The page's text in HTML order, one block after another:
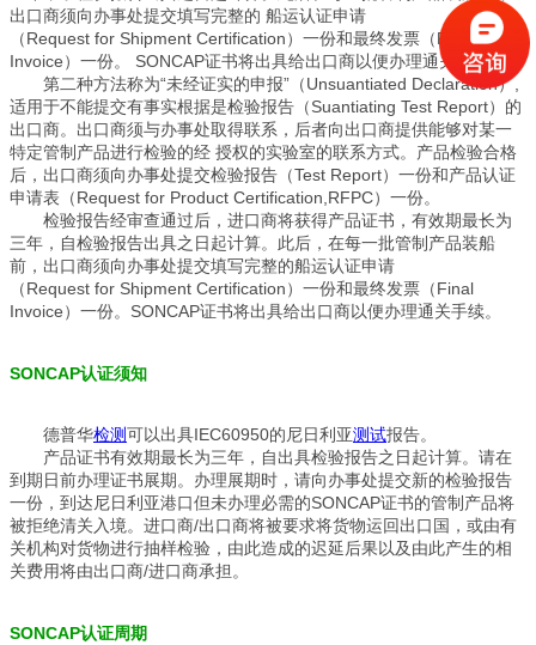
出口商须向办事处提交填写完整的 船运认证申请
（Request for Shipment Certification）一份和最终发票（Final
Invoice）一份。 SONCAP证书将出具给出口商以便办理通关手续。
第二种方法称为“未经证实的申报”（Unsuantiated Declaration）,
适用于不能提交有事实根据是检验报告 （Suantiating Test Report）的
出口商。出口商须与办事处取得联系，后者向出口商提供能够对某一
特定管制产品进行检验的经 授权的实验室的联系方式。产品检验合格
后，出口商须向办事处提交检验报告（Test Report）一份和产品认证
申请表（Request for Product Certification,RFPC）一份。
检验报告经审查通过后，进口商将获得产品证书，有效期最长为
三年，自检验报告出具之日起计算。此后，在每一批管制产品装船
前，出口商须向办事处提交填写完整的船运认证申请
（Request for Shipment Certification）一份和最终发票（Final
Invoice）一份。SONCAP证书将出具给出口商以便办理通关手续。
SONCAP认证须知
德普华检测可以出具IEC60950的尼日利亚测试报告。
产品证书有效期最长为三年，自出具检验报告之日起计算。请在
到期日前办理证书展期。办理展期时，请向办事处提交新的检验报告
一份，到达尼日利亚港口但未办理必需的SONCAP证书的管制产品将
被拒绝清关入境。进口商/出口商将被要求将货物运回出口国，或由有
关机构对货物进行抽样检验，由此造成的迟延后果以及由此产生的相
关费用将由出口商/进口商承担。
SONCAP认证周期